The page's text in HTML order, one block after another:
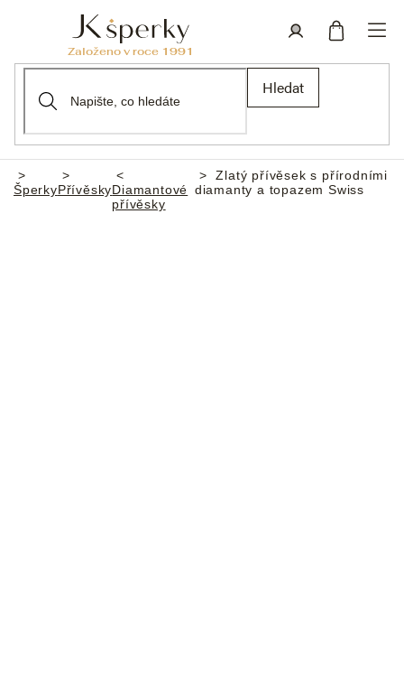
Hledat
Domů
ŠperkyPřívěskyDiamantové
přívěsky
Zlatý přívěsek s přírodními
diamanty a topazem Swiss